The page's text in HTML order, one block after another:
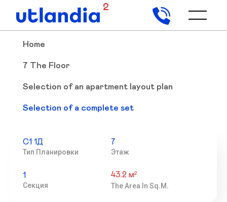
2
Home
7 The Floor
Selection of an apartment layout plan
Selection of a complete set
С1 1Д
Тип Планировки
7
Этаж
1
Секция
43.2 м2
The Area In Sq.m.